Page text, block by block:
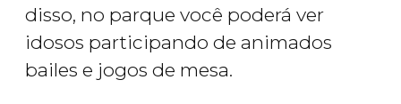
disso, no parque você poderá ver
idosos participando de animados
bailes e jogos de mesa.